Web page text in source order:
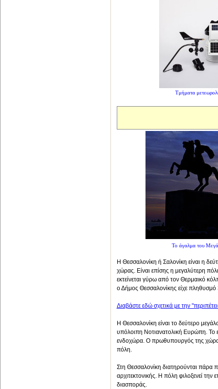
Τμήματα
Το άγαλμα του
Η Θεσσαλονίκη ή Σαλονίκη είναι η
χώρας. Είναι επίσης η μεγαλύτερη
εκτείνεται γύρω από τον Θερμαικό
ο Δήμος Θεσσαλονίκης είχε πληθυσμό
Διαβάστε εδώ σχετικά με την
Η Θεσσαλονίκη είναι το δεύτερο
υπόλοιπη Νοτιανατολική Ευρώπη. Το
ενδοχώρα. Ο πρωθυπουργός της χώρας
πόλη.
Στη Θεσσαλονίκη διατηρούνται πάρα
αρχιτεκτονικής. Η πόλη φιλοξενεί
διασποράς.